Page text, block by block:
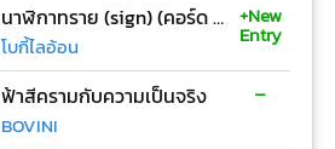
นาฬิกาทราย (sign) (คอร์ด ง่ายๆ)
โบกี้ไลอ้อน
+New
Entry
ฟ้าสีครามกับความเป็นจริง
BOVINI
-